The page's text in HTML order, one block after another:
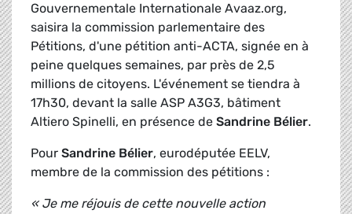
Gouvernementale Internationale Avaaz.org,
saisira la commission parlementaire des
Pétitions, d'une pétition anti-ACTA, signée en à
peine quelques semaines, par près de 2,5
millions de citoyens. L'événement se tiendra à
17h30, devant la salle ASP A3G3, bâtiment
Altiero Spinelli, en présence de Sandrine Bélier.
Pour Sandrine Bélier, eurodéputée EELV,
membre de la commission des pétitions :
« Je me réjouis de cette nouvelle action